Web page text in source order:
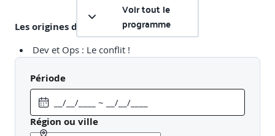
Les origines du DevOps
Dev et Ops : Le conflit !
- La visions des Ops
- La vision des Dév
- Se mettre à la place de l’autre
Voir tout le
programme
Période
Région ou ville